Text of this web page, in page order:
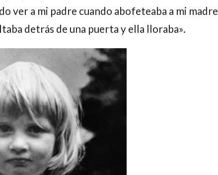
ver a mi padre cuando abofeteaba a mi madre
detrás de una puerta y ella lloraba».